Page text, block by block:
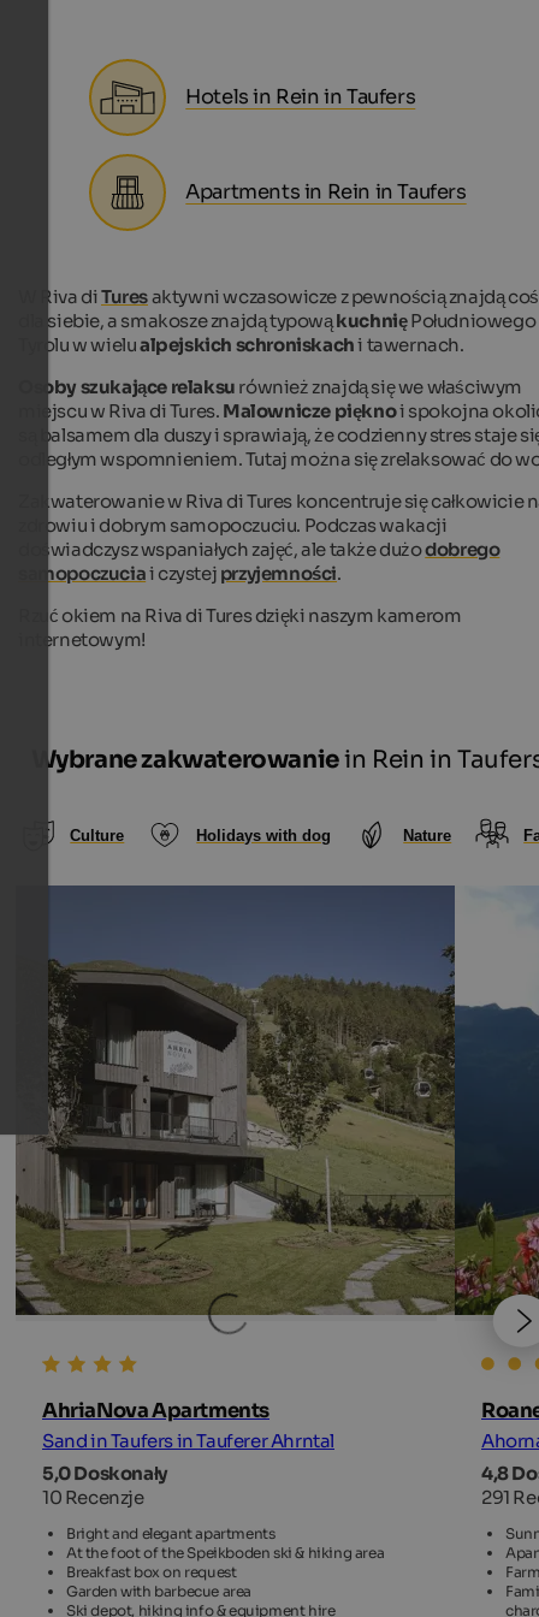
Hotels in Rein in Taufers
Apartments in Rein in Taufers
W Riva diTuresaktywni wczasowicze z pewnością znajdą coś
dla siebie, a smakosze znajdą typowąkuchnięPołudniowego
Tyrolu w wielualpejskich schroniskachi tawernach.
Osoby szukające relaksu również znajdą się we właściwym
miejscu w Riva di Tures. Malownicze pięknoi spokojna
są balsamem dla duszy i sprawiają, że codzienny stres staje
odległym wspomnieniem. Tutaj można się zrelaksować do
Zakwaterowanie w Riva di Tures koncentruje się całkowicie
zdrowiu i dobrym samopoczuciu. Podczas wakacji
doświadczysz wspaniałych zajęć, ale także dużodobrego
samopoczuciai czystej przyjemności.
Rzuć okiem na Riva di Tures dzięki naszym kamerom
internetowym!
Wybrane zakwaterowaniein Rein in
Culture Holidays with dog Nature
AhriaNova Apartments
Sand in Taufers in Tauferer Ahrntal
5,0 Doskonały
10 Recenzje
Bright and elegant apartments
At the foot of the Speikboden ski & hiking area
Breakfast box on request
Garden with barbecue area
Ski depot, hiking info & equipment hire
4,8
291